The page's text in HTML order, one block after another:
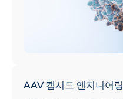
AAV 캡시드 엔지니어링